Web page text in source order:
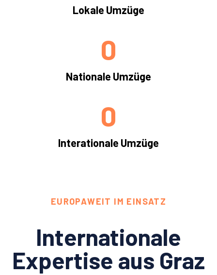
Lokale Umzüge
Nationale Umzüge
0
Interationale Umzüge
0
EUROPAWEIT IM EINSATZ
Internationale
Expertise aus Graz